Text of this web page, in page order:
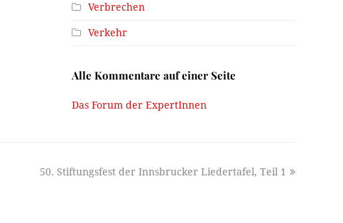
Verbrechen
Verkehr
Alle Kommentare auf einer Seite
Das Forum der ExpertInnen
next
50. Stiftungsfest der Innsbrucker Liedertafel, Teil 1